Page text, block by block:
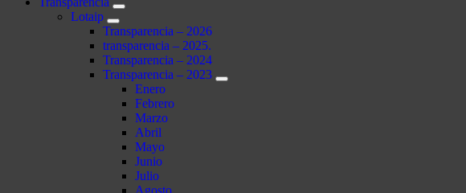
Lotaip
Transparencia – 2026
transparencia – 2025.
Transparencia – 2024
Transparencia – 2023
Enero
Febrero
Marzo
Abril
Mayo
Junio
Julio
Agosto